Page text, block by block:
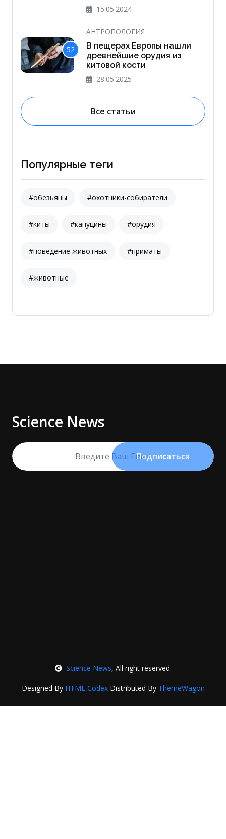
15.05.2024
52
АНТРОПОЛОГИЯ
В пещерах Европы нашли
древнейшие орудия из
китовой кости
28.05.2025
Все статьи
Популярные теги
#обезьяны #охотники-собиратели
#киты #капуцины #орудия
#поведение животных #приматы
#животные
Science News
Подписаться
Science News, All right reserved.
Designed By HTML CodexDistributed By ThemeWagon